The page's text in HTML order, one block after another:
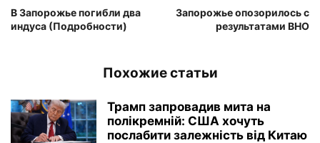
В Запорожье погибли два
индуса (Подробности)
Запорожье опозорилось с
результатами ВНО
Похожие статьи
Трамп запровадив мита на
полікремній: США хочуть
послабити залежність від Китаю